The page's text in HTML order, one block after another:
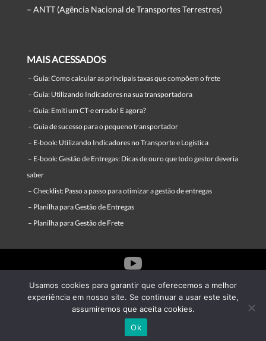
– ANTT (Agência Nacional de Transportes Terrestres)
MAIS ACESSADOS
– Guia: Como calcular as principais taxas que compõem o frete
– Guia: Utilizando Indicadores na sua transportadora
– Guia: Emiti um CT-e errado! E agora?
– Guia de sucesso para o pequeno transportador
– E-book: Utilizando Indicadores no Transporte e Logística
– E-book: Gestão de Entregas: Dicas de ouro que todo gestor deveria
saber
– Checklist: Passo a passo para otimizar a gestão de entregas
– Planilha para Gestão de Entregas
– Planilha para Gestão de Frete




Usamos cookies para garantir que oferecemos a melhor
experiência em nosso site. Se continuar a usar este site,
assumiremos que aceita cookies.
Ok